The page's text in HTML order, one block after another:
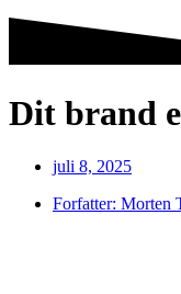
Dit brand
juli 8, 2025
Forfatter: Morten